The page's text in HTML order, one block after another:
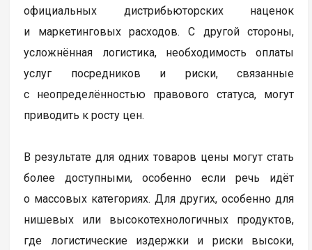
официальных дистрибьюторских наценок
и маркетинговых расходов. С другой стороны,
усложнённая логистика, необходимость оплаты
услуг посредников и риски, связанные
с неопределённостью правового статуса, могут
приводить к росту цен.
В результате для одних товаров цены могут стать
более доступными, особенно если речь идёт
о массовых категориях. Для других, особенно для
нишевых или высокотехнологичных продуктов,
где логистические издержки и риски высоки,